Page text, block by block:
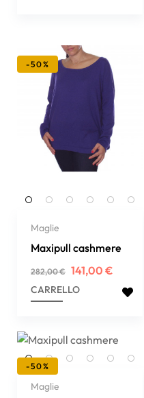
-50%
Maglie
Maxipull cashmere
Prezzo
regolare
282,00 € Prezzo
141,00 €
CARRELLO
-50%
Maglie